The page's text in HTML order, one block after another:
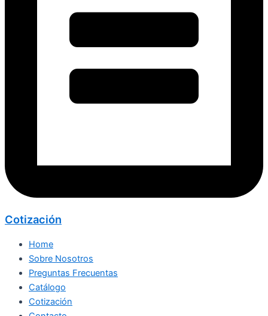
Cotización
Home
Sobre Nosotros
Preguntas Frecuentas
Catálogo
Cotización